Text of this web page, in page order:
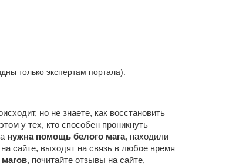
только экспертам портала).
но не знаете, как восстановить
у тех, кто способен проникнуть
нужна помощь белого мага, находили
сайте, выходят на связь в любое время
, почитайте отзывы на сайте,